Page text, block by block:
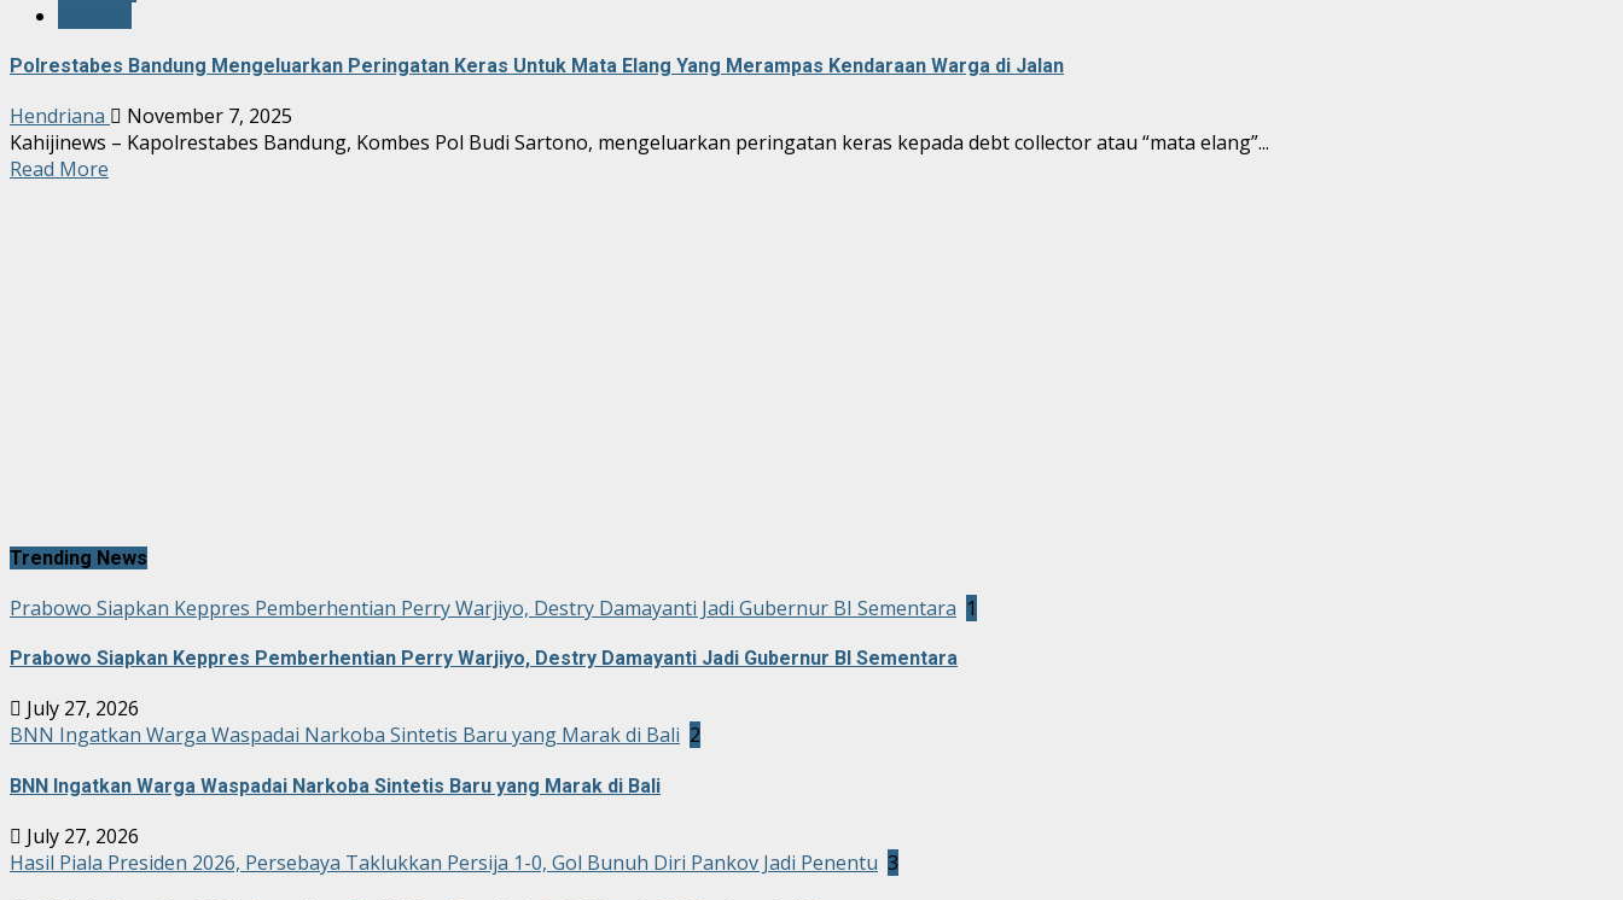
Polrestabes Bandung Mengeluarkan Peringatan Keras Untuk Mata Elang Yang Merampas Kendaraan Warga di Jalan
Hendriana
November 7, 2025
Kahijinews – Kapolrestabes Bandung, Kombes Pol Budi Sartono, mengeluarkan peringatan keras kepada debt collector atau “mata elang”...
Read More
Trending News
Prabowo Siapkan Keppres Pemberhentian Perry Warjiyo, Destry Damayanti Jadi Gubernur BI Sementara 1
Prabowo Siapkan Keppres Pemberhentian Perry Warjiyo, Destry Damayanti Jadi Gubernur BI Sementara
July 27, 2026
BNN Ingatkan Warga Waspadai Narkoba Sintetis Baru yang Marak di Bali 2
BNN Ingatkan Warga Waspadai Narkoba Sintetis Baru yang Marak di Bali
July 27, 2026
Hasil Piala Presiden 2026, Persebaya Taklukkan Persija 1-0, Gol Bunuh Diri Pankov Jadi Penentu 3